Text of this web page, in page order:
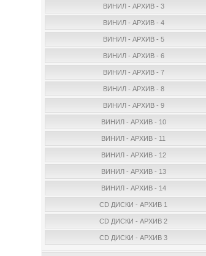
ВИНИЛ - АРХИВ - 3
ВИНИЛ - АРХИВ - 4
ВИНИЛ - АРХИВ - 5
ВИНИЛ - АРХИВ - 6
ВИНИЛ - АРХИВ - 7
ВИНИЛ - АРХИВ - 8
ВИНИЛ - АРХИВ - 9
ВИНИЛ - АРХИВ - 10
ВИНИЛ - АРХИВ - 11
ВИНИЛ - АРХИВ - 12
ВИНИЛ - АРХИВ - 13
ВИНИЛ - АРХИВ - 14
CD ДИСКИ - АРХИВ 1
CD ДИСКИ - АРХИВ 2
CD ДИСКИ - АРХИВ 3